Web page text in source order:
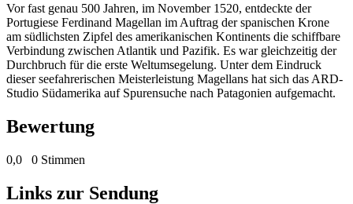
Vor fast genau 500 Jahren, im November 1520, entdeckte der
Portugiese Ferdinand Magellan im Auftrag der spanischen Krone
am südlichsten Zipfel des amerikanischen Kontinents die schiffbare
Verbindung zwischen Atlantik und Pazifik. Es war gleichzeitig der
Durchbruch für die erste Weltumsegelung. Unter dem Eindruck
dieser seefahrerischen Meisterleistung Magellans hat sich das ARD-
Studio Südamerika auf Spurensuche nach Patagonien aufgemacht.
Bewertung
0,0 0 Stimmen
Links zur Sendung